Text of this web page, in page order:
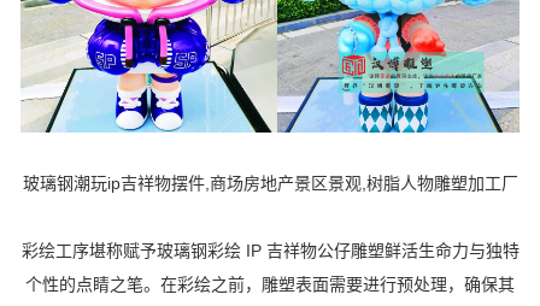
玻璃钢潮玩ip吉祥物摆件,商场房地产景区景观,树脂人物雕塑加工厂
彩绘工序堪称赋予玻璃钢彩绘 IP 吉祥物公仔雕塑鲜活生命力与独特
个性的点睛之笔。在彩绘之前，雕塑表面需要进行预处理，确保其